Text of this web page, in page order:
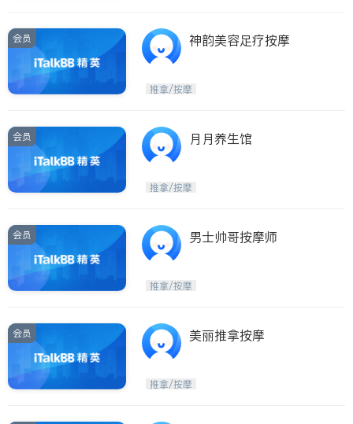
会员 神韵美容足疗按摩
推拿/按摩
会员 月月养生馆
推拿/按摩
会员 男士帅哥按摩师
推拿/按摩
会员 美丽推拿按摩
推拿/按摩